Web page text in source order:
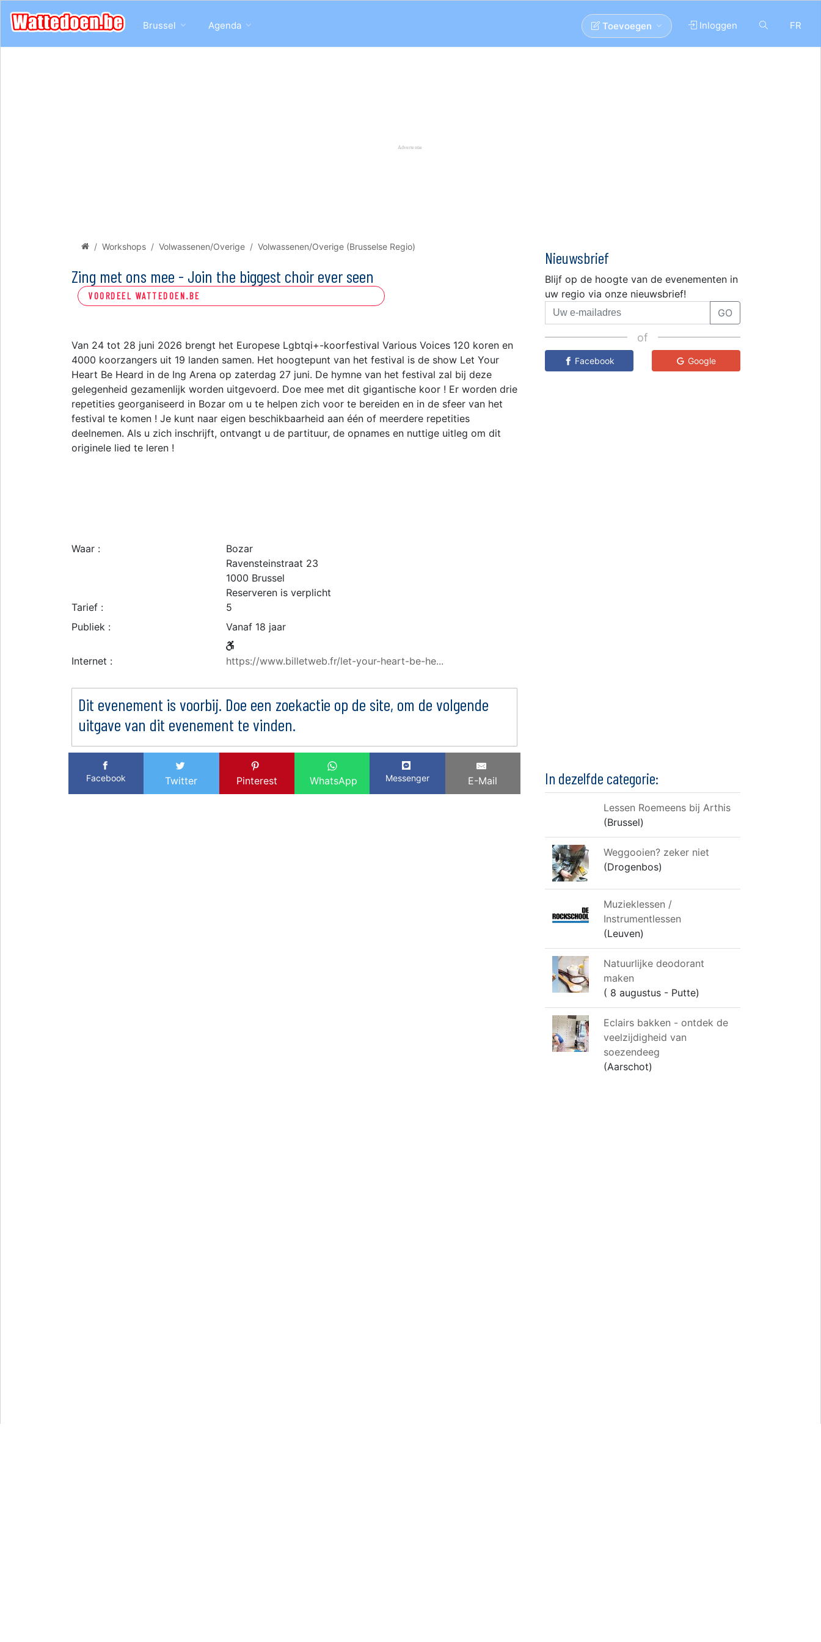
Brussel Agenda FR
Inloggen
Toevoegen
Workshops Volwassenen/Overige Volwassenen/Overige (Brusselse Regio)
Zing met ons mee - Join the biggest choir ever seen
VOORDEEL WATTEDOEN.BE
Van 24 tot 28 juni 2026 brengt het Europese Lgbtqi+-koorfestival Various Voices 120 koren en
4000 koorzangers uit 19 landen samen. Het hoogtepunt van het festival is de show Let Your
Heart Be Heard in de Ing Arena op zaterdag 27 juni. De hymne van het festival zal bij deze
gelegenheid gezamenlijk worden uitgevoerd. Doe mee met dit gigantische koor ! Er worden drie
repetities georganiseerd in Bozar om u te helpen zich voor te bereiden en in de sfeer van het
festival te komen ! Je kunt naar eigen beschikbaarheid aan één of meerdere repetities
deelnemen. Als u zich inschrijft, ontvangt u de partituur, de opnames en nuttige uitleg om dit
originele lied te leren !
Waar :
Bozar
Ravensteinstraat 23
1000 Brussel
Reserveren is verplicht
Tarief :
5
Publiek :
Vanaf 18 jaar
Internet : https://www.billetweb.fr/let-your-heart-be-he...
Dit evenement is voorbij. Doe een zoekactie op de site, om de volgende
uitgave van dit evenement te vinden.
Facebook Twitter Pinterest WhatsApp Messenger E-Mail
Nieuwsbrief
Blijf op de hoogte van de evenementen in
uw regio via onze nieuwsbrief!
GO
of
Facebook Google
In dezelfde categorie:
Lessen Roemeens bij Arthis
(Brussel)
Weggooien? zeker niet
(Drogenbos)
Muzieklessen /
Instrumentlessen
(Leuven)
Natuurlijke deodorant
maken
( 8 augustus - Putte)
Eclairs bakken - ontdek de
veelzijdigheid van
soezendeeg
(Aarschot)